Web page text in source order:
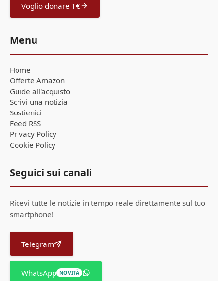
Voglio donare 1€
Menu
Home
Offerte Amazon
Guide all'acquisto
Scrivi una notizia
Sostienici
Feed RSS
Privacy Policy
Cookie Policy
Seguici sui canali
Ricevi tutte le notizie in tempo reale direttamente sul tuo
smartphone!
Telegram
WhatsApp NOVITÀ